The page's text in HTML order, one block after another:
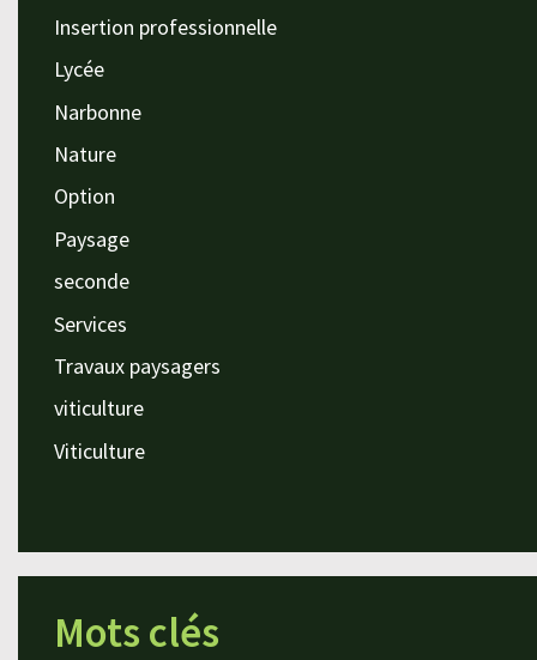
Insertion professionnelle
Lycée
Narbonne
Nature
Option
Paysage
seconde
Services
Travaux paysagers
viticulture
Viticulture
Mots clés